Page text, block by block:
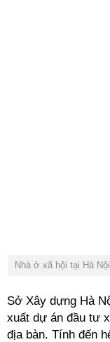
Nhà ở xã hội tại Hà
Sở Xây dựng Hà
xuất dự án đầu tư
địa bàn. Tính đến